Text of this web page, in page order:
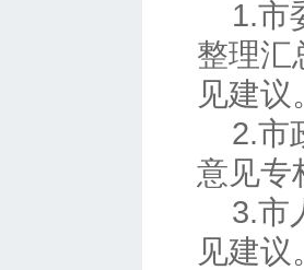
1.市
整理汇
见建议
2.市
意见专
3.市
见建议